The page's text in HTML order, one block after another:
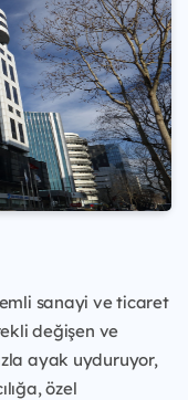
sanayi ve ticaret
değişen ve
ayak uyduruyor,
özel